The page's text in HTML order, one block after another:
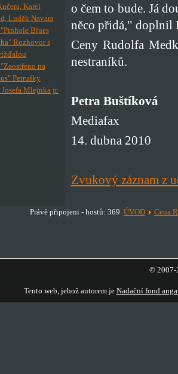
Karel
Luděk Navara
Blues
Rozhovor s
na
Petrušky
Josefa Mlejnka jr.
o čem to bude. Já
něco přidá," doplnil
Ceny Rudolfa
nestraníků.
Petra Buštíková
Mediafax
14. dubna 2010
Zvukový záznam z
Právě připojeni - hostů: 369 ÚVOD Cena
© 2007-
Tento web, jehož autorem je Nadační fond